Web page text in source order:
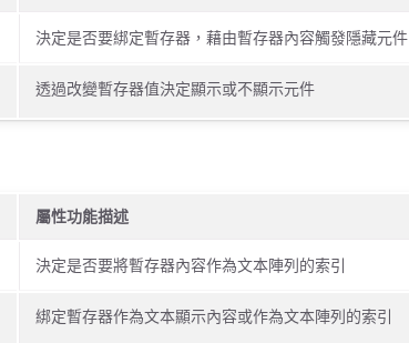
決定是否要綁定暫存器，藉由暫存器內容觸發隱藏元件
透過改變暫存器值決定顯示或不顯示元件
屬性功能描述
決定是否要將暫存器內容作為文本陣列的索引
綁定暫存器作為文本顯示內容或作為文本陣列的索引